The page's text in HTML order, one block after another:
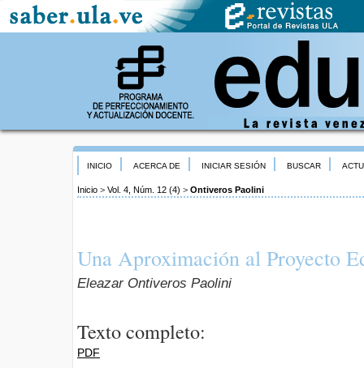
INICIO ACERCA DE INICIAR SESIÓN BUSCAR
Inicio > Vol. 4, Núm. 12 (4) > Ontiveros Paolini
Una Aproximación al Proyecto
Eleazar Ontiveros Paolini
Texto completo:
PDF